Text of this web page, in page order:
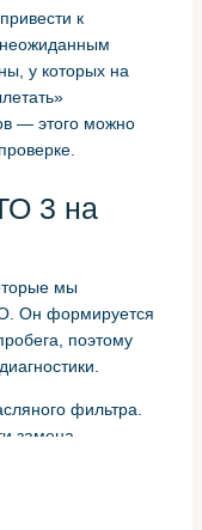
к
неожиданным
у которых на
— этого можно
3 на
мы
Он формируется
поэтому
фильтра.
замена